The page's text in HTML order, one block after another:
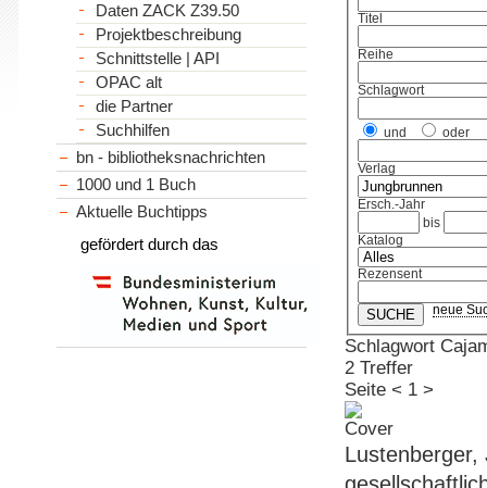
Titel
Reihe
Schlagwort
und oder
Verlag
Ersch.-Jahr
bis
Katalog
Rezensent
neue
Schlagwort
2 Treffer
Seite < 1 >
Lustenberger,
Daten ZACK Z39.50
Projektbeschreibung
Schnittstelle | API
OPAC alt
die Partner
Suchhilfen
bn - bibliotheksnachrichten
1000 und 1 Buch
Aktuelle Buchtipps
gefördert durch das